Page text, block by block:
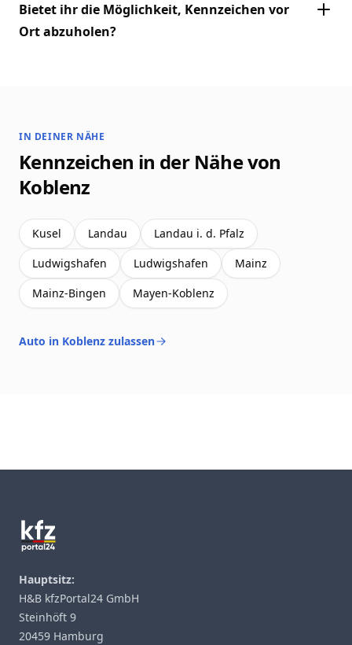
Bietet ihr die Möglichkeit, Kennzeichen vor
Ort abzuholen?
IN DEINER NÄHE
Kennzeichen in der Nähe von
Koblenz
Kusel Landau
Landau i. d. Pfalz
Ludwigshafen
Ludwigshafen
Mainz
Mainz-Bingen
Mayen-Koblenz
Auto in Koblenz zulassen
Hauptsitz:
H&B kfzPortal24 GmbH
Steinhöft 9
20459 Hamburg